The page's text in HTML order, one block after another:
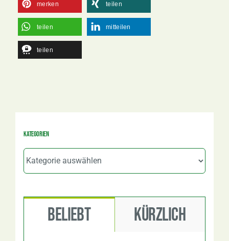
merken teilen
teilen mitteilen
teilen
Kategorien
Kategorien
Beliebt Kürzlich